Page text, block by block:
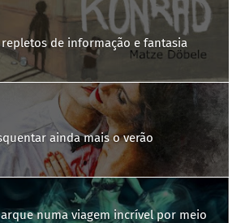
de informação e fantasia
ainda mais o verão
numa viagem incrível por meio